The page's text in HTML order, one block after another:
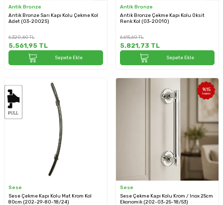
Antik Bronze
Antik Bronze Sarı Kapı Kolu Çekme Kol
Adet (03-2002S)
6.320,40TL
5.561,95 TL
Sepete Ekle
Antik Bronze
Antik Bronze Çekme Kapı Kolu Oksit
Renk Kol (03-2001O)
6.615,60TL
5.821,73 TL
Sepete Ekle
Sese
Sese Çekme Kapı Kolu Mat Krom Kol
80cm (202-29-80-18/24)
%15
İndirim
Sese
Sese Çekme Kapı Kolu Krom / Inox 25cm
Ekonomik (202-03-25-18/53)